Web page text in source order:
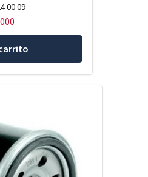
00 09